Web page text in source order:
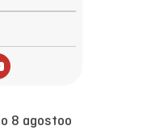
8 agostoo